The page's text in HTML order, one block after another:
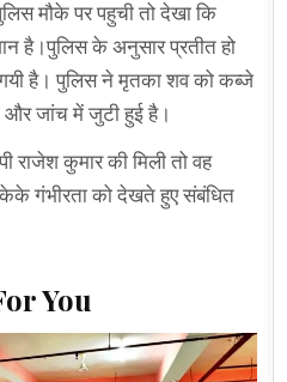
मौके पर पहुची तो देखा कि
है।पुलिस के अनुसार प्रतीत हो
गयी है। पुलिस ने मृतका शव को कब्जे
और जांच में जुटी हुई है।
राजेश कुमार की मिली तो वह
गंभीरता को देखते हुए संबंधित
You